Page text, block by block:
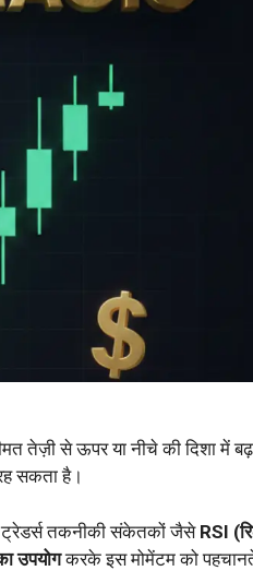
तेज़ी से ऊपर या नीचे की दिशा में बढ़
सकता है।
ट्रेडर्स तकनीकी संकेतकों जैसे RSI
उपयोगकरके इस मोमेंटम को